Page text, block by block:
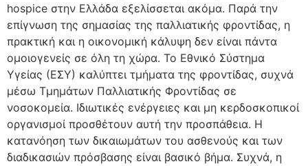
hospice στην Ελλάδα εξελίσσεται ακόμα. Παρά την
επίγνωση της σημασίας της παλλιατικής φροντίδας, η
πρακτική και η οικονομική κάλυψη δεν είναι πάντα
ομοιογενείς σε όλη τη χώρα. Το Εθνικό Σύστημα
Υγείας (ΕΣΥ) καλύπτει τμήματα της φροντίδας, συχνά
μέσω Τμημάτων Παλλιατικής Φροντίδας σε
νοσοκομεία. Ιδιωτικές ενέργειες και μη κερδοσκοπικοί
οργανισμοί προσθέτουν αυτή την προσπάθεια. Η
κατανόηση των δικαιωμάτων του ασθενούς και των
διαδικασιών πρόσβασης είναι βασικό βήμα. Συχνά, η